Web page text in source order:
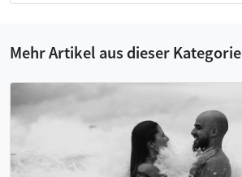
Mehr Artikel aus dieser Kategorie